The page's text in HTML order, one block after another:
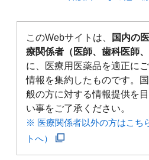
このWebサイトは、
国内の
療関係者（医師、歯科医師、
に、医療用医薬品を適正に
情報を集約したものです。
般の方に対する情報提供を
い事をご了承ください。
※ 医療関係者以外の方はこち
トへ）